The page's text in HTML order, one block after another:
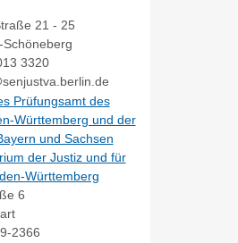
21 - 25
3320
Prüfungsamt des
Württemberg und der
und Sachsen
der Justiz und für
Württemberg
6
2366